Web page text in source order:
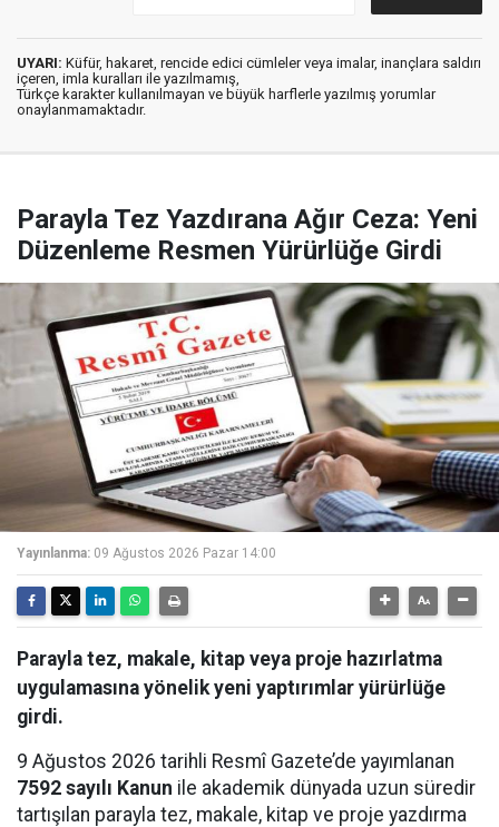
UYARI: Küfür, hakaret, rencide edici cümleler veya imalar, inançlara saldırı
içeren, imla kuralları ile yazılmamış,
Türkçe karakter kullanılmayan ve büyük harflerle yazılmış yorumlar
onaylanmamaktadır.
Parayla Tez Yazdırana Ağır Ceza: Yeni
Düzenleme Resmen Yürürlüğe Girdi
Yayınlanma: 09 Ağustos 2026 Pazar 14:00
Parayla tez, makale, kitap veya proje hazırlatma
uygulamasına yönelik yeni yaptırımlar yürürlüğe
girdi.
9 Ağustos 2026 tarihli Resmî Gazete’de yayımlanan
7592 sayılı Kanun ile akademik dünyada uzun süredir
tartışılan parayla tez, makale, kitap ve proje yazdırma